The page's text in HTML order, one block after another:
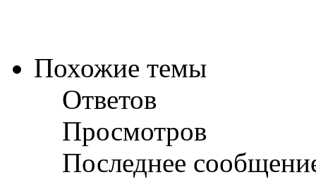
Похожие темы
Ответов
Просмотров
Последнее